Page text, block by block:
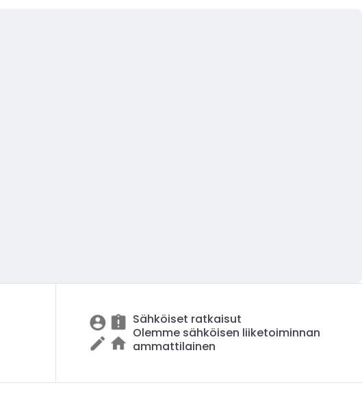
Sähköiset ratkaisut
Olemme sähköisen liiketoiminnan
ammattilainen